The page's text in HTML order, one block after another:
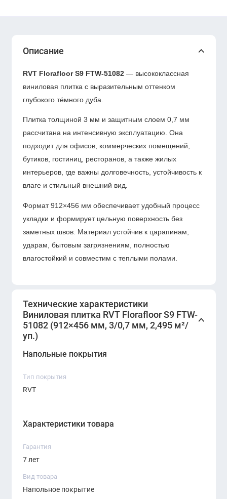
Описание
RVT Florafloor S9 FTW-51082 — высококлассная
виниловая плитка с выразительным оттенком
глубокого тёмного дуба.
Плитка толщиной 3 мм и защитным слоем 0,7 мм
рассчитана на интенсивную эксплуатацию. Она
подходит для офисов, коммерческих помещений,
бутиков, гостиниц, ресторанов, а также жилых
интерьеров, где важны долговечность, устойчивость к
влаге и стильный внешний вид.
Формат 912×456 мм обеспечивает удобный процесс
укладки и формирует цельную поверхность без
заметных швов. Материал устойчив к царапинам,
ударам, бытовым загрязнениям, полностью
влагостойкий и совместим с теплыми полами.
Технические характеристики
Виниловая плитка RVT Florafloor S9 FTW-
51082 (912×456 мм, 3/0,7 мм, 2,495 м²/
уп.)
Напольные покрытия
Тип покрытия
RVT
Характеристики товара
Гарантия
7 лет
Вид товара
Напольное покрытие